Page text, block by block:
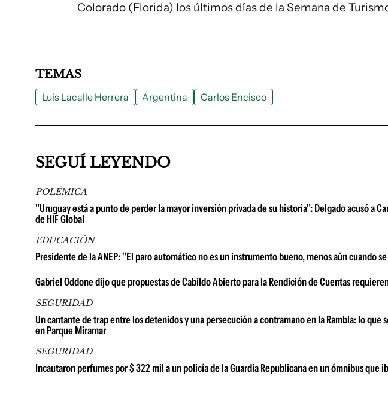
Colorado (Florida) los últimos días de la Semana de
TEMAS
Luis Lacalle Herrera Argentina Carlos Encisco
SEGUÍ LEYENDO
POLÉMICA
"Uruguay está a punto de perder la mayor inversión privada de su historia": Delgado acusó a
de HIF Global
EDUCACIÓN
Presidente de la ANEP: "El paro automático no es un instrumento bueno, menos aún cuando
Gabriel Oddone dijo que propuestas de Cabildo Abierto para la Rendición de Cuentas
SEGURIDAD
Un cantante de trap entre los detenidos y una persecución a contramano en la Rambla: lo que
en Parque Miramar
SEGURIDAD
Incautaron perfumes por $ 322 mil a un policía de la Guardia Republicana en un ómnibus que